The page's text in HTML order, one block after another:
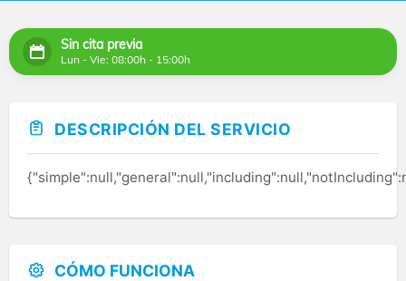
Sin cita previa
Lun - Vie: 08:00h - 15:00h
DESCRIPCIÓN DEL SERVICIO
CÓMO FUNCIONA